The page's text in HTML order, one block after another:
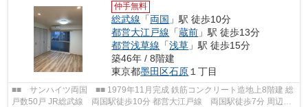
仲手無料
総武線 「両国 」駅 徒歩10分
都営大江戸線 「蔵前 」駅 徒歩13分
都営浅草線 「浅草 」駅 徒歩15分
築46年 / 8階建
東京都墨田区石原 １丁目
■■ サンハイツ両国 ■■ 1979年11月完成 鉄筋コンクリート造地上8階建 総
戸数50戸 JR総武線 両国駅徒歩10分 都営大江戸線 両国駅徒歩7分 周辺に